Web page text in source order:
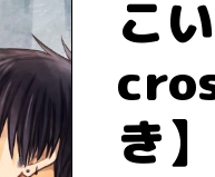
こ
き】